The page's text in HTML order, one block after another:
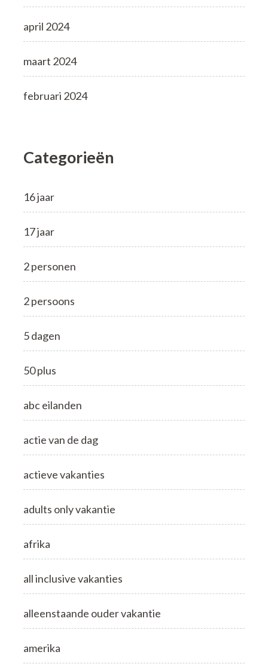
april 2024
maart 2024
februari 2024
Categorieën
16 jaar
17 jaar
2 personen
2 persoons
5 dagen
50 plus
abc eilanden
actie van de dag
actieve vakanties
adults only vakantie
afrika
all inclusive vakanties
alleenstaande ouder vakantie
amerika